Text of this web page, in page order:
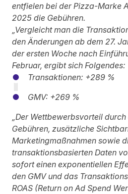
entfielen bei der Pizza-Marke
2025 die Gebühren.
„Vergleicht man die
den Änderungen ab dem 27.
der ersten Woche nach
Februar, ergibt sich Folgendes:
Transaktionen: +289 %
GMV: +269 %
„Der Wettbewerbsvorteil
Gebühren, zusätzliche
Marketingmaßnahmen sowie
transaktionsbasierten Daten
sofort einen exponentiellen
den GMV und das
ROAS (Return on Ad Spend